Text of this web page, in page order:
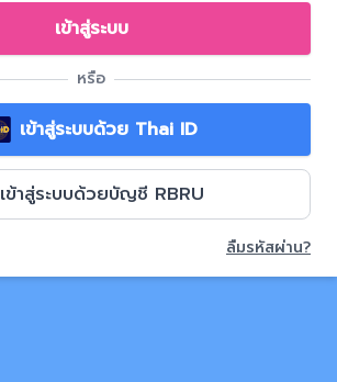
เข้าสู่ระบบ
หรือ
เข้าสู่ระบบด้วย Thai ID
เข้าสู่ระบบด้วยบัญชี RBRU
ลืมรหัสผ่าน?